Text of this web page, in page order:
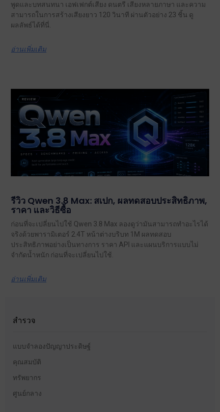
พูดและบทสนทนา เอฟเฟกต์เสียง ดนตรี เสียงหลายภาษา และความ
สามารถในการสร้างเสียงยาว 120 วินาที ผ่านตัวอย่าง 23 ชิ้น ดู
ผลลัพธ์ได้ที่นี่.
อ่านเพิ่มเติม
รีวิว Qwen 3.8 Max: สเปก, ผลทดสอบประสิทธิภาพ,
ราคา และวิธีซื้อ
ก่อนที่จะเปลี่ยนไปใช้ Qwen 3.8 Max ลองดูว่ามันสามารถทำอะไรได้
จริงด้วยพารามิเตอร์ 2.4T หน้าต่างบริบท 1M ผลทดสอบ
ประสิทธิภาพอย่างเป็นทางการ ราคา API และแผนบริการแบบไม่
จำกัดน้ำหนัก ก่อนที่จะเปลี่ยนไปใช้.
อ่านเพิ่มเติม
สำรวจ
แบบจำลองปัญญาประดิษฐ์
คุณสมบัติ
ทรัพยากร
ศูนย์กลาง